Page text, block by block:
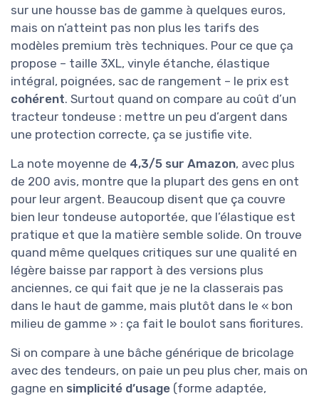
sur une housse bas de gamme à quelques euros,
mais on n’atteint pas non plus les tarifs des
modèles premium très techniques. Pour ce que ça
propose – taille 3XL, vinyle étanche, élastique
intégral, poignées, sac de rangement – le prix est
cohérent. Surtout quand on compare au coût d’un
tracteur tondeuse : mettre un peu d’argent dans
une protection correcte, ça se justifie vite.
La note moyenne de 4,3/5 sur Amazon, avec plus
de 200 avis, montre que la plupart des gens en ont
pour leur argent. Beaucoup disent que ça couvre
bien leur tondeuse autoportée, que l’élastique est
pratique et que la matière semble solide. On trouve
quand même quelques critiques sur une qualité en
légère baisse par rapport à des versions plus
anciennes, ce qui fait que je ne la classerais pas
dans le haut de gamme, mais plutôt dans le « bon
milieu de gamme » : ça fait le boulot sans fioritures.
Si on compare à une bâche générique de bricolage
avec des tendeurs, on paie un peu plus cher, mais on
gagne en simplicité d’usage (forme adaptée,